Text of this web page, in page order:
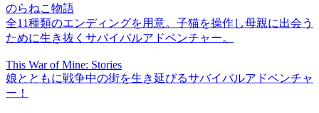
のらねこ物語
全11種類のエンディングを用意。子猫を操作し母親に出会う
ために生き抜くサバイバルアドベンチャー。
This War of Mine: Stories
娘とともに戦争中の街を生き延びるサバイバルアドベンチャ
ー！